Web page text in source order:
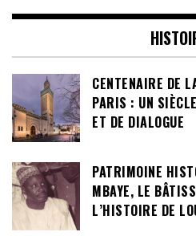
CENTENAIRE DE
PARIS : UN
ET DE DIALOGUE
PATRIMOINE
MBAYE, LE
L’HISTOIRE DE